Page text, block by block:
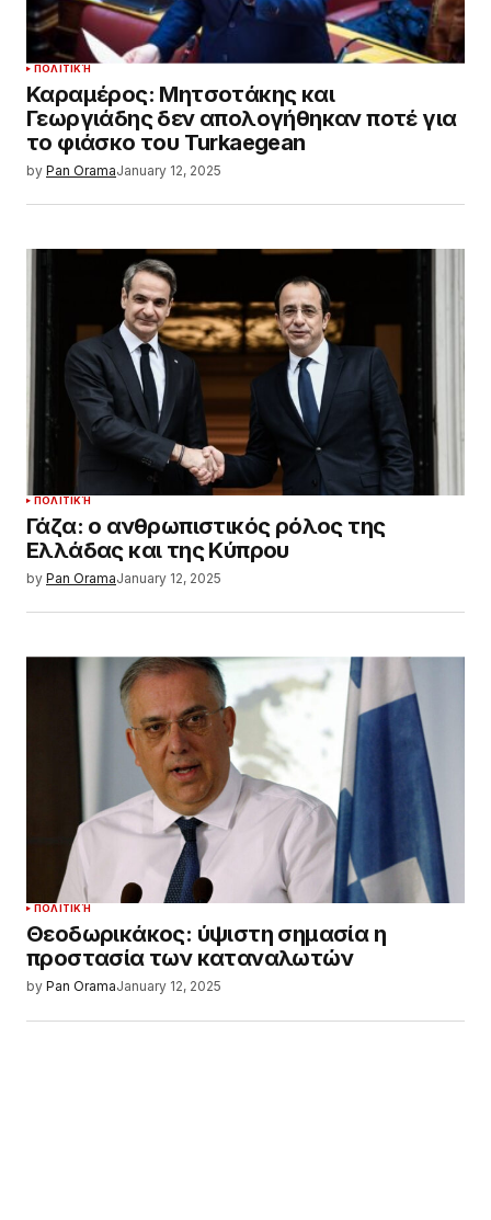
ΠΟΛΙΤΙΚΉ
Καραμέρος: Μητσοτάκης και
Γεωργιάδης δεν απολογήθηκαν ποτέ για
το φιάσκο του Turkaegean
by Pan OramaJanuary 12, 2025
ΠΟΛΙΤΙΚΉ
Γάζα: ο ανθρωπιστικός ρόλος της
Ελλάδας και της Κύπρου
by Pan OramaJanuary 12, 2025
ΠΟΛΙΤΙΚΉ
Θεοδωρικάκος: ύψιστη σημασία η
προστασία των καταναλωτών
by Pan OramaJanuary 12, 2025